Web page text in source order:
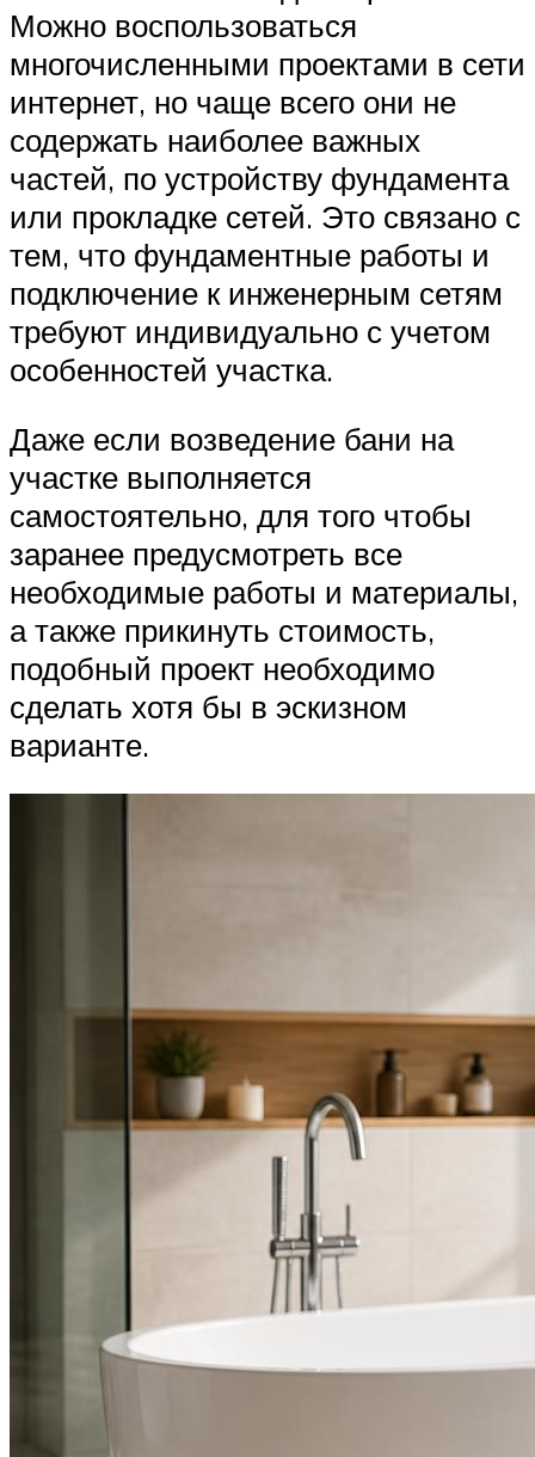
Можно воспользоваться
многочисленными проектами в сети
интернет, но чаще всего они не
содержать наиболее важных
частей, по устройству фундамента
или прокладке сетей. Это связано с
тем, что фундаментные работы и
подключение к инженерным сетям
требуют индивидуально с учетом
особенностей участка.
Даже если возведение бани на
участке выполняется
самостоятельно, для того чтобы
заранее предусмотреть все
необходимые работы и материалы,
а также прикинуть стоимость,
подобный проект необходимо
сделать хотя бы в эскизном
варианте.